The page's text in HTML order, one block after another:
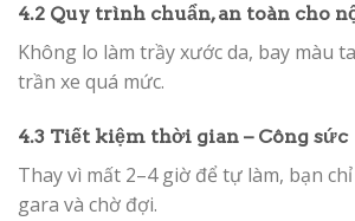
4.2 Quy trình chuẩn, an toàn cho
Không lo làm trầy xước da, bay màu
trần xe quá mức.
4.3 Tiết kiệm thời gian – Công sức
Thay vì mất 2–4 giờ để tự làm, bạn
gara và chờ đợi.